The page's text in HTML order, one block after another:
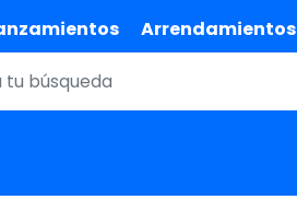
Arrendamientos